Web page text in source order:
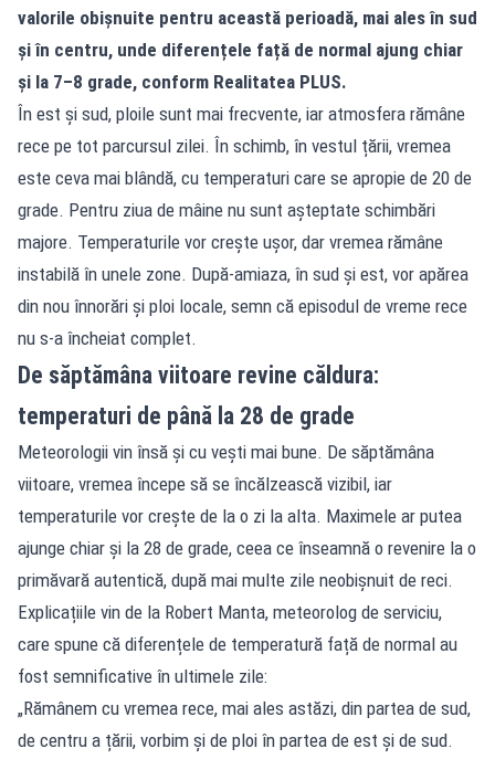
valorile obișnuite pentru această perioadă, mai ales în sud
și în centru, unde diferențele față de normal ajung chiar
și la 7–8 grade, conform Realitatea PLUS.
În est și sud, ploile sunt mai frecvente, iar atmosfera rămâne
rece pe tot parcursul zilei. În schimb, în vestul țării, vremea
este ceva mai blândă, cu temperaturi care se apropie de 20 de
grade. Pentru ziua de mâine nu sunt așteptate schimbări
majore. Temperaturile vor crește ușor, dar vremea rămâne
instabilă în unele zone. După-amiaza, în sud și est, vor apărea
din nou înnorări și ploi locale, semn că episodul de vreme rece
nu s-a încheiat complet.
De săptămâna viitoare revine căldura:
temperaturi de până la 28 de grade
Meteorologii vin însă și cu vești mai bune. De săptămâna
viitoare, vremea începe să se încălzească vizibil, iar
temperaturile vor crește de la o zi la alta. Maximele ar putea
ajunge chiar și la 28 de grade, ceea ce înseamnă o revenire la o
primăvară autentică, după mai multe zile neobișnuit de reci.
Explicațiile vin de la Robert Manta, meteorolog de serviciu,
care spune că diferențele de temperatură față de normal au
fost semnificative în ultimele zile:
„Rămânem cu vremea rece, mai ales astăzi, din partea de sud,
de centru a țării, vorbim și de ploi în partea de est și de sud.